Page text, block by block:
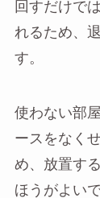
回すだけで
れるため、
す。
使わない部
ースをなく
め、放置す
ほうがよい